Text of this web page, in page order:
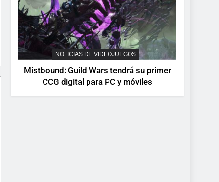
NOTICIAS DE VIDEOJUEGOS
Mistbound: Guild Wars tendrá su primer
CCG digital para PC y móviles